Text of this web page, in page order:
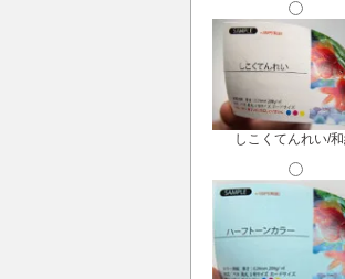
しこくてんれい/